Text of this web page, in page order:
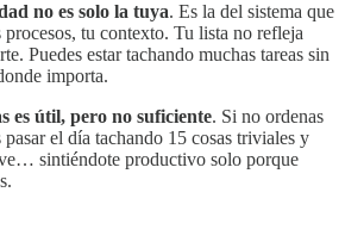
no es solo la tuya. Es la del sistema que
procesos, tu contexto. Tu lista no refleja
Puedes estar tachando muchas tareas sin
importa.
es útil, pero no suficiente. Si no ordenas
el día tachando 15 cosas triviales y
sintiéndote productivo solo porque